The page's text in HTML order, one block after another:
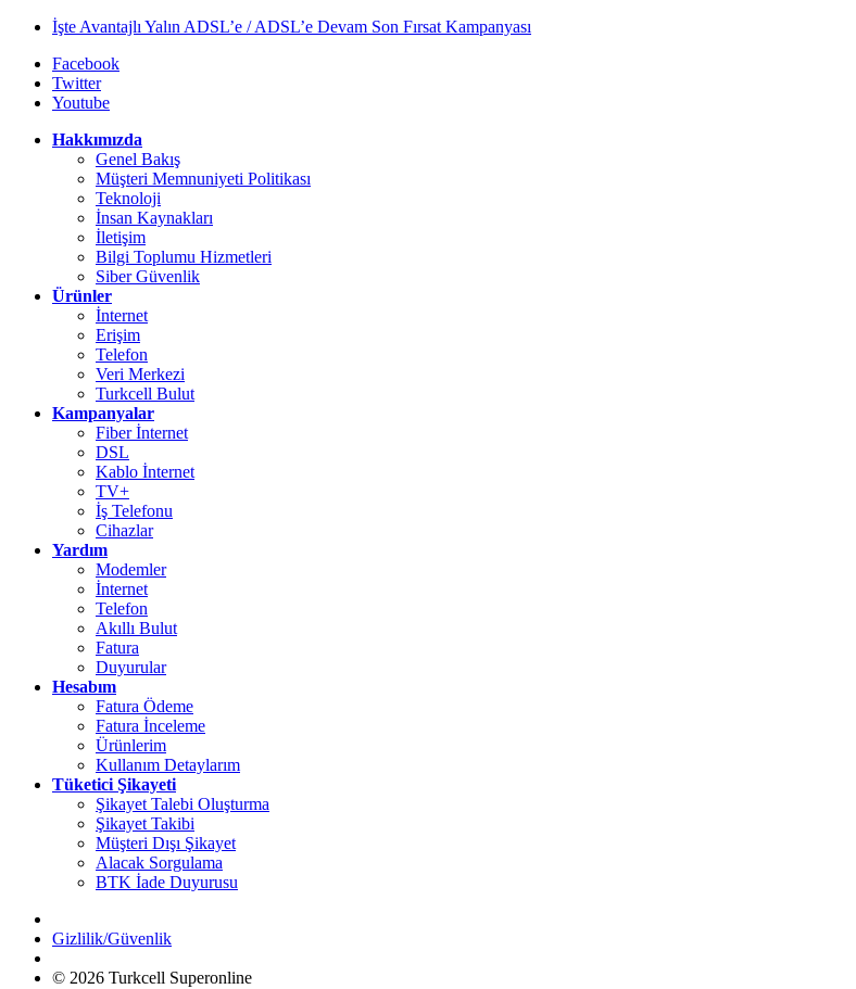
İşte Avantajlı Yalın ADSL’e / ADSL’e Devam Son Fırsat Kampanyası
Facebook
Twitter
Youtube
Hakkımızda
Genel Bakış
Müşteri Memnuniyeti Politikası
Teknoloji
İnsan Kaynakları
İletişim
Bilgi Toplumu Hizmetleri
Siber Güvenlik
Ürünler
İnternet
Erişim
Telefon
Veri Merkezi
Turkcell Bulut
Kampanyalar
Fiber İnternet
DSL
Kablo İnternet
TV+
İş Telefonu
Cihazlar
Yardım
Modemler
İnternet
Telefon
Akıllı Bulut
Fatura
Duyurular
Hesabım
Fatura Ödeme
Fatura İnceleme
Ürünlerim
Kullanım Detaylarım
Tüketici Şikayeti
Şikayet Talebi Oluşturma
Şikayet Takibi
Müşteri Dışı Şikayet
Alacak Sorgulama
BTK İade Duyurusu
Gizlilik/Güvenlik
© 2026 Turkcell Superonline